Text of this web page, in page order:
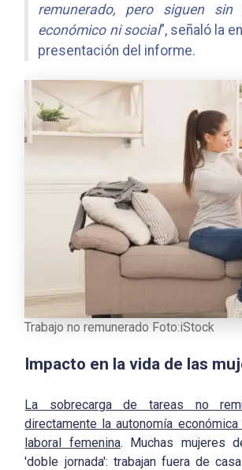
remunerado, pero siguen sin
económico ni social”, señaló la
presentación del informe.
Trabajo no remunerado Foto:iStock
Impacto en la vida de las
La sobrecarga de tareas no
directamente la autonomía
laboral femenina. Muchas mujeres
'doble jornada': trabajan fuera de